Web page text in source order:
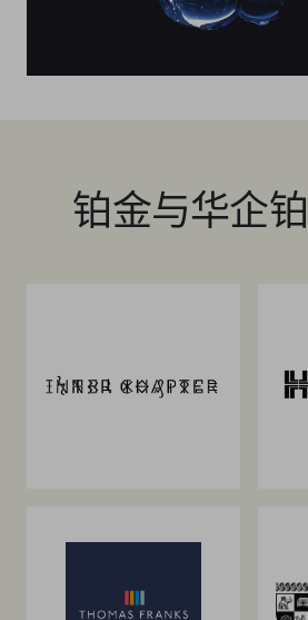
铂金与华企